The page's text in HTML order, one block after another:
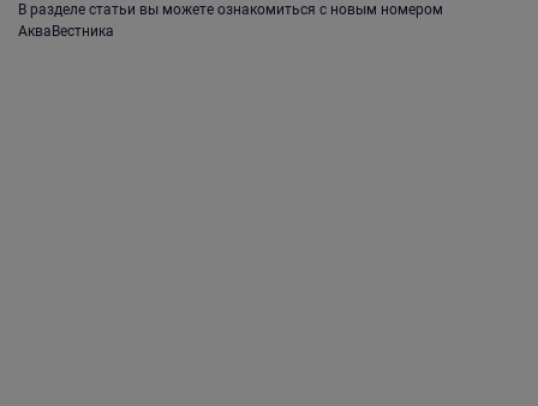
В разделе статьи вы можете ознакомиться с новым номером
АкваВестника